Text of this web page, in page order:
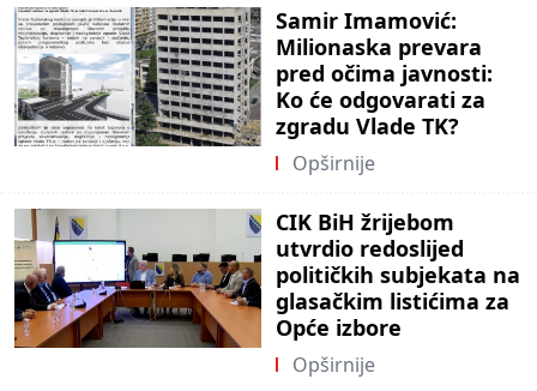
Samir Imamović:
Milionaska prevara
pred očima javnosti:
Ko će odgovarati za
zgradu Vlade TK?
Opširnije
CIK BiH žrijebom
utvrdio redoslijed
političkih subjekata na
glasačkim listićima za
Opće izbore
Opširnije